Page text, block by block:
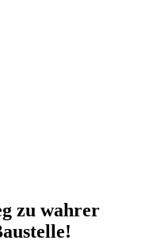
zu wahrer